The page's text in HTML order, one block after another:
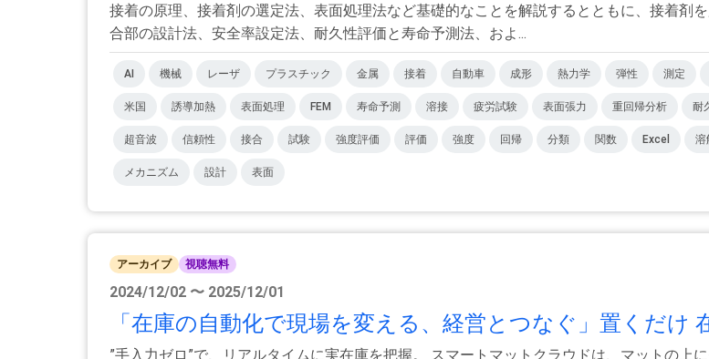
接着の原理、接着剤の選定法、表面処理法など基礎的なことを解説するとともに、接着剤
合部の設計法、安全率設定法、耐久性評価と寿命予測法、およ...
AI 機械 レーザ プラスチック 金属 接着 自動車 成形 熱力学 弾性 測定
米国 誘導加熱 表面処理 FEM 寿命予測 溶接 疲労試験 表面張力 重回帰分析 耐
超音波 信頼性 接合 試験 強度評価 評価 強度 回帰 分類 関数 Excel 溶
メカニズム 設計 表面
アーカイブ 視聴無料
2024/12/02 〜 2025/12/01
「在庫の自動化で現場を変える、経営とつなぐ」置くだけ
”手入力ゼロ”で、リアルタイムに実在庫を把握。 スマートマットクラウドは、マットの